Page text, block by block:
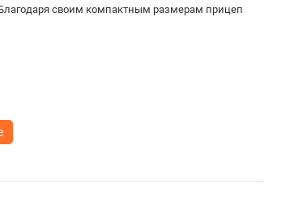
своим компактным размерам прицеп